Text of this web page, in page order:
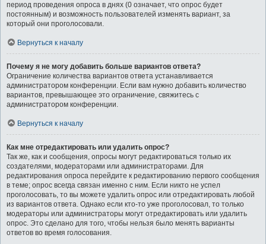
период проведения опроса в днях (0 означает, что опрос будет
постоянным) и возможность пользователей изменять вариант, за
который они проголосовали.
Вернуться к началу
Почему я не могу добавить больше вариантов ответа?
Ограничение количества вариантов ответа устанавливается
администратором конференции. Если вам нужно добавить количество
вариантов, превышающее это ограничение, свяжитесь с
администратором конференции.
Вернуться к началу
Как мне отредактировать или удалить опрос?
Так же, как и сообщения, опросы могут редактироваться только их
создателями, модераторами или администраторами. Для
редактирования опроса перейдите к редактированию первого сообщения
в теме; опрос всегда связан именно с ним. Если никто не успел
проголосовать, то вы можете удалить опрос или отредактировать любой
из вариантов ответа. Однако если кто-то уже проголосовал, то только
модераторы или администраторы могут отредактировать или удалить
опрос. Это сделано для того, чтобы нельзя было менять варианты
ответов во время голосования.